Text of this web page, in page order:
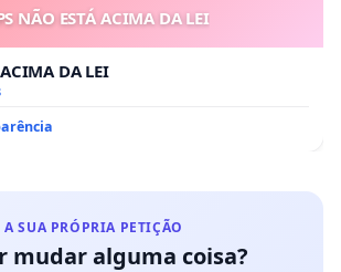
NÃO ESTÁ ACIMA DA LEI
DA LEI
SUA PRÓPRIA PETIÇÃO
mudar alguma coisa?